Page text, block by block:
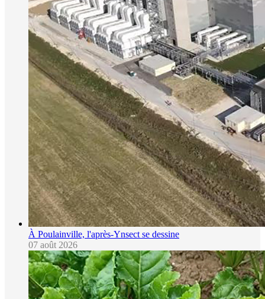
À Poulainville, l'après-Ynsect se dessine
07 août 2026